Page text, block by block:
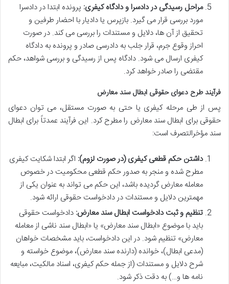
مراحل رسیدگی در دادسرا و دادگاه کیفری: پرونده ابتدا در دادسرا
مورد بررسی قرار می گیرد. بازپرس یا دادیار با احضار طرفین و
تحقیق از آن ها، دلایل و مستندات را بررسی می کند. در صورت
احراز وقوع جرم، قرار جلب به دادرسی صادر و پرونده به دادگاه
کیفری ارسال می شود. دادگاه پس از رسیدگی و بررسی شواهد، حکم
مقتضی را صادر خواهد کرد.
فرآیند طرح دعوای حقوقی ابطال سند معارض
پس از طی مرحله کیفری یا حتی به صورت مستقل، می توان دعوای
حقوقی برای ابطال سند معارض را مطرح کرد. این فرآیند عمدتاً برای ابطال
سند مؤخرالتصرف است:
داشتن حکم قطعی کیفری (در صورت لزوم): اگر ابتدا شکایت کیفری
مطرح شده و منجر به صدور حکم قطعی محکومیت در خصوص
معامله معارض گردیده باشد، این حکم می تواند به عنوان یکی از
مهمترین دلایل و مستندات در دادخواست حقوقی ارائه شود.
تنظیم و ثبت دادخواست ابطال سند معارض: دادخواست حقوقی
باید با موضوع «ابطال سند معارض» یا «ابطال سند ناشی از معامله
معارض» تنظیم شود. در این دادخواست، باید مشخصات خواهان
(مدعی ابطال)، خوانده (دارنده سند معارض)، موضوع خواسته و
شرح دلایل و مستندات (از جمله حکم کیفری، اسناد مالکیت، مبایعه
نامه ها و…) به دقت ذکر شود.